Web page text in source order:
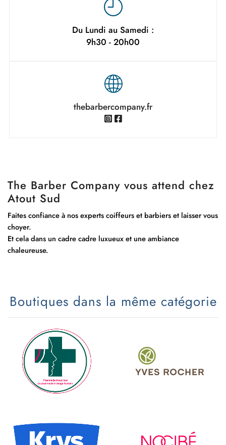
Du Lundi au Samedi :
9h30 - 20h00
thebarbercompany.fr
The Barber Company vous attend chez
Atout Sud
Faites confiance à nos experts coiffeurs et barbiers et laisser vous
choyer.
Et cela dans un cadre cadre luxueux et une ambiance
chaleureuse.
Boutiques dans la même catégorie